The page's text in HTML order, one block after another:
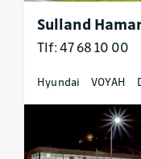
Sulland
Tlf: 47 68 10 00
Hyundai VOYAH